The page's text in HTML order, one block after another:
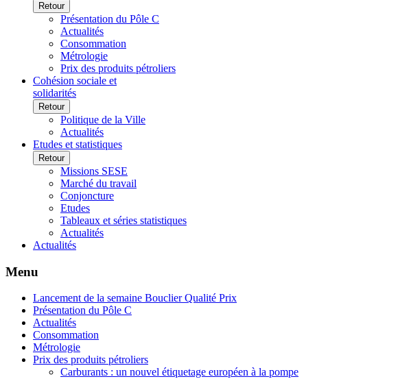
Retour
Présentation du Pôle C
Actualités
Consommation
Métrologie
Prix des produits pétroliers
Cohésion sociale et
solidarités
Retour
Politique de la Ville
Actualités
Etudes et statistiques
Retour
Missions SESE
Marché du travail
Conjoncture
Etudes
Tableaux et séries statistiques
Actualités
Actualités
Menu
Lancement de la semaine Bouclier Qualité Prix
Présentation du Pôle C
Actualités
Consommation
Métrologie
Prix des produits pétroliers
Carburants : un nouvel étiquetage européen à la pompe